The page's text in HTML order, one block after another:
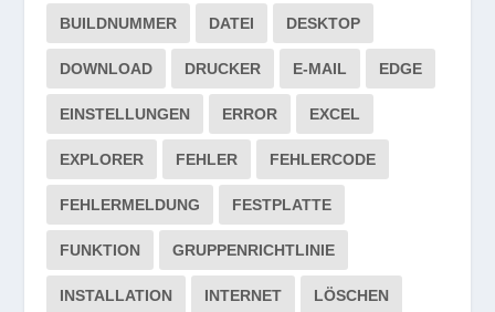
BUILDNUMMER DATEI DESKTOP
DOWNLOAD DRUCKER E-MAIL EDGE
EINSTELLUNGEN ERROR EXCEL
EXPLORER FEHLER FEHLERCODE
FEHLERMELDUNG FESTPLATTE
FUNKTION GRUPPENRICHTLINIE
INSTALLATION INTERNET LÖSCHEN